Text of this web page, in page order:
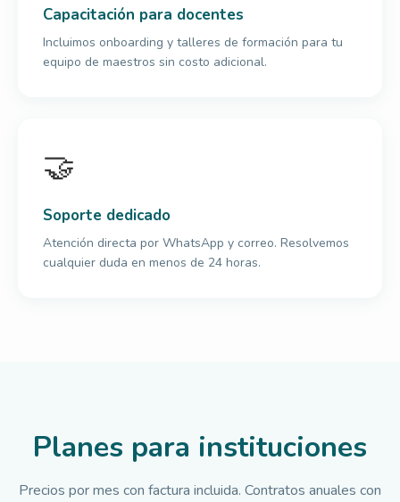
Capacitación para docentes
Incluimos onboarding y talleres de formación para tu
equipo de maestros sin costo adicional.
🤝
Soporte dedicado
Atención directa por WhatsApp y correo. Resolvemos
cualquier duda en menos de 24 horas.
Planes para instituciones
Precios por mes con factura incluida. Contratos anuales con